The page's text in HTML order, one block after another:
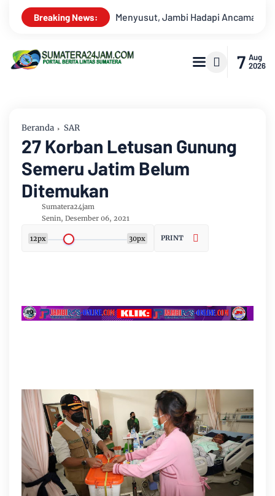
Breaking News:
Ancaman Krisis Air Bersih dan Karhutla Kekeruhan
7 Aug
2026
Beranda SAR
27 Korban Letusan Gunung
Semeru Jatim Belum
Ditemukan
Sumatera24jam
Senin, Desember 06, 2021
12px 30px PRINT